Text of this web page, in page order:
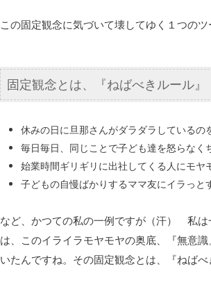
この固定観念に気づいて壊してゆく１つの
固定観念とは、『ねばべきルール』
休みの日に旦那さんがダラダラしているの
毎日毎日、同じことで子ども達を怒らなく
始業時間ギリギリに出社してくる人にモヤ
子どもの自慢ばかりするママ友にイラっと
など、かつての私の一例ですが（汗） 私
は、このイライラモヤモヤの奥底、『無意
いたんですね。その固定観念とは、『ねばべ